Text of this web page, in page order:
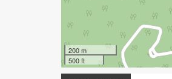
200 m
500 ft